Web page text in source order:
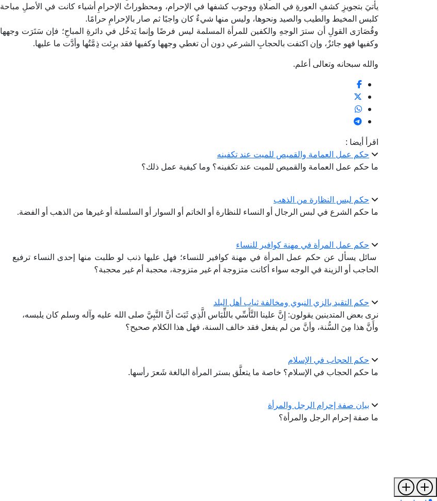
يأتيَ بتجويزِ كشفِ العورةِ في الصلاةِ ووجوب كشفها في الإحرام، ومحظوراتُ الإحرامِ أشياء كانت في الأصلِ مباحة
كلبس المخيط والطيب والصيد ونحوها، وليس منها شيءٌ كان واجبًا ثم صار بالإحرامِ حرامًا.
وقُصَارَى القولِ أن سترَ الوجهِ والكفين للمرأة المسلمة ليس فرضًا وإنما يَدخُل في دائرةِ المباحِ؛ فإن سَتَرَت وجهها
وكفيها فهو جائزٌ، وإن اكتفت بالحجابِ الشرعي دون أن تغطي وجهها وكفيها فقد برِئت ذِمَّتُها وأدَّت ما عليها.
والله سبحانه وتعالى أعلم.
اقرأ أيضا :
حكم عمل العمامة والقميص للميت عند تكفينه
ما حكم عمل العمامة والقميص للميت عند تكفينه؟ وما كيفية عمل ذلك؟
حكم لبس النظارة من الذهب
ما حكم الشرع في لبس الرجال أو النساء للنظارة أو الخاتم أو السوار أو السلسلة أو غيرها من الذهب أو الفضة.
حكم عمل المرأة في مهنة كوافير للنساء
سائل يسأل عن حكم عمل المرأة في مهنة كوافير للنساء؛ فهل عليها ذنب لو طلبت منها إحدى النساء ترفيع
الحاجب أو الزينة في الوجه سواء أكانت متزوجة أم غير متزوجة، محجبة أم غير محجبة؟
حكم التقيد بالزي النبوي ومخالفة ثياب أهل البلد
نرى بعض المتدينين يقولون: إِنَّ علينا التَّأَسِّي باللِّبَاس الَّذِي ثَبَتَ أنَّ النَّبِيَّ صلى الله عليه وآله وسلم كان يلبسه،
وأَنَّ هذا مِنَ السُّنة، وأنَّ من لم يفعل فقد خالف السنة، فهل هذا الكلام صحيح؟
حكم الحجاب في الإسلام
ما حكم الحجاب في الإسلام؟ خاصة ما يتعلَّق بستر المرأة البالغة شَعرَ رأسها.
بيان صفة إحرام الرجل والمرأة
ما صفة إحرام الرجل والمرأة؟